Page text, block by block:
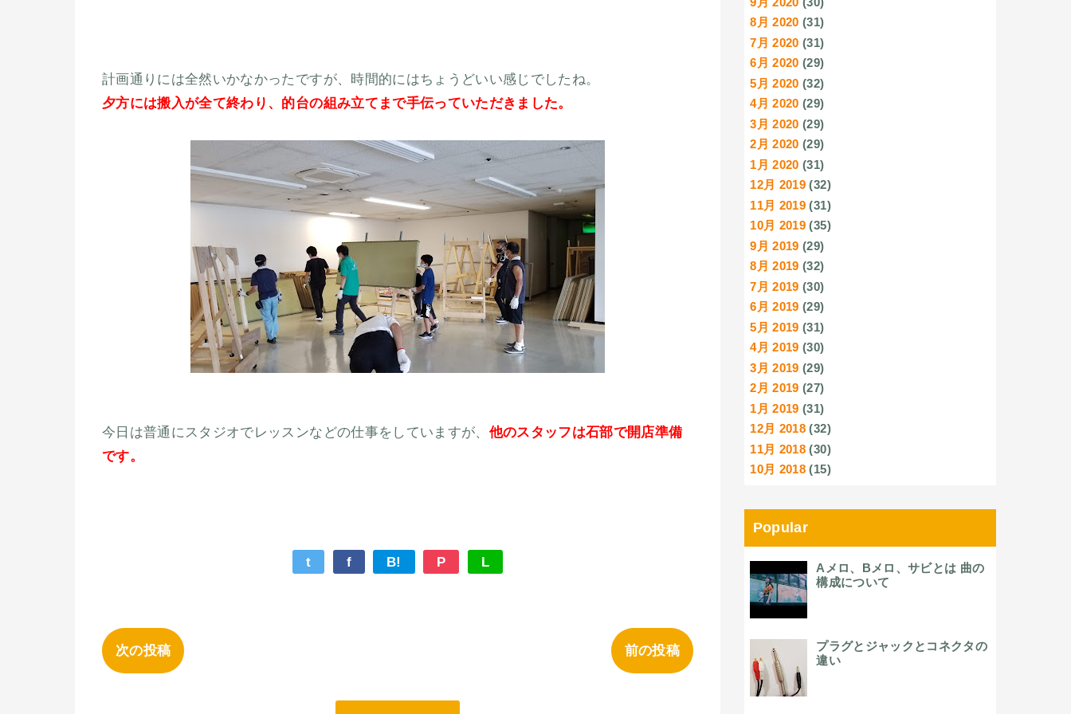
計画通りには全然いかなかったですが、時間的にはちょうどいい感じでしたね。
夕方には搬入が全て終わり、的台の組み立てまで手伝っていただきました。
今日は普通にスタジオでレッスンなどの仕事をしていますが、 他のスタッフは石部で開店準備
です。
t f B! P L
次の投稿 前の投稿
8月 2020 (31)
7月 2020 (31)
6月 2020 (29)
5月 2020 (32)
4月 2020 (29)
3月 2020 (29)
2月 2020 (29)
1月 2020 (31)
12月 2019 (32)
11月 2019 (31)
10月 2019 (35)
9月 2019 (29)
8月 2019 (32)
7月 2019 (30)
6月 2019 (29)
5月 2019 (31)
4月 2019 (30)
3月 2019 (29)
2月 2019 (27)
1月 2019 (31)
12月 2018 (32)
11月 2018 (30)
10月 2018 (15)
Popular
Aメロ、Bメロ、サビとは 曲の
構成について
プラグとジャックとコネクタの
違い